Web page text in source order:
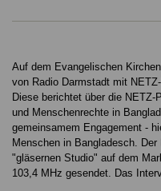
Auf dem Evangelischen
von Radio Darmstadt mit
Diese berichtet über die
und Menschenrechte in
gemeinsamem Engagement -
Menschen in Bangladesch.
"gläsernen Studio" auf dem
103,4 MHz gesendet. Das